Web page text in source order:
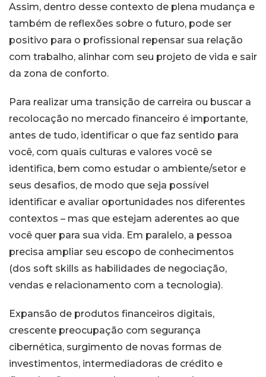
Assim, dentro desse contexto de plena mudança e
também de reflexões sobre o futuro, pode ser
positivo para o profissional repensar sua relação
com trabalho, alinhar com seu projeto de vida e sair
da zona de conforto.
Para realizar uma transição de carreira ou buscar a
recolocação no mercado financeiro é importante,
antes de tudo, identificar o que faz sentido para
você, com quais culturas e valores você se
identifica, bem como estudar o ambiente/setor e
seus desafios, de modo que seja possível
identificar e avaliar oportunidades nos diferentes
contextos – mas que estejam aderentes ao que
você quer para sua vida. Em paralelo, a pessoa
precisa ampliar seu escopo de conhecimentos
(dos soft skills as habilidades de negociação,
vendas e relacionamento com a tecnologia).
Expansão de produtos financeiros digitais,
crescente preocupação com segurança
cibernética, surgimento de novas formas de
investimentos, intermediadoras de crédito e